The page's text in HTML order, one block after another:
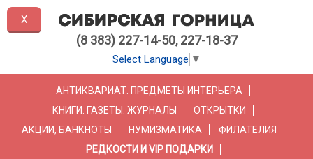
(8 383) 227-14-50, 227-18-37
Select Language ▼
АНТИКВАРИАТ. ПРЕДМЕТЫ ИНТЕРЬЕРА
КНИГИ. ГАЗЕТЫ. ЖУРНАЛЫ
ОТКРЫТКИ
АКЦИИ, БАНКНОТЫ
НУМИЗМАТИКА
ФИЛАТЕЛИЯ
РЕДКОСТИ И VIP ПОДАРКИ
X